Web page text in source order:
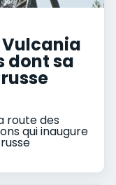
dont sa
route des
qui inaugure